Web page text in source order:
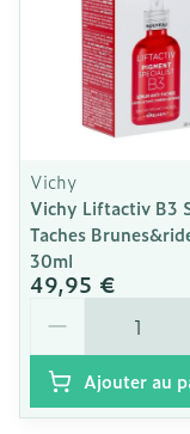
Vichy
Vichy Liftactiv B3
Taches
30ml
49,95 €
Ajouter au